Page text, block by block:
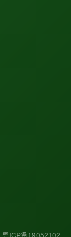
粤ICP备19052102